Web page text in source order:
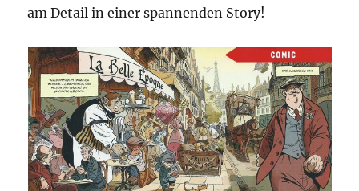
am Detail in einer spannenden Story!